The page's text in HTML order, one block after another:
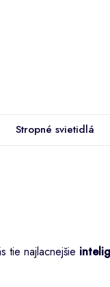
Stropné svietidlá
tie najlacnejšie